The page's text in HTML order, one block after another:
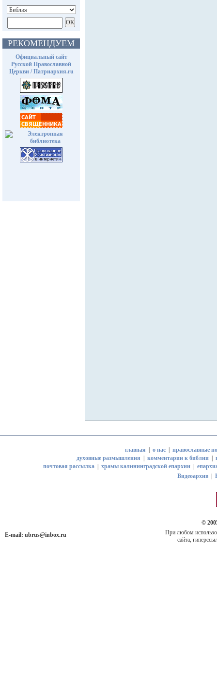
РЕКОМЕНДУЕМ
Официальный сайт
Русской Православной
Церкви / Патриархия.ru
главная о нас| православные
духовные размышления
комментарии к библии
почтовая рассылка| храмы калининградской епархии|
Видеоархив
E-mail: ubrus@inbox.ru
©
При любом
сайта,